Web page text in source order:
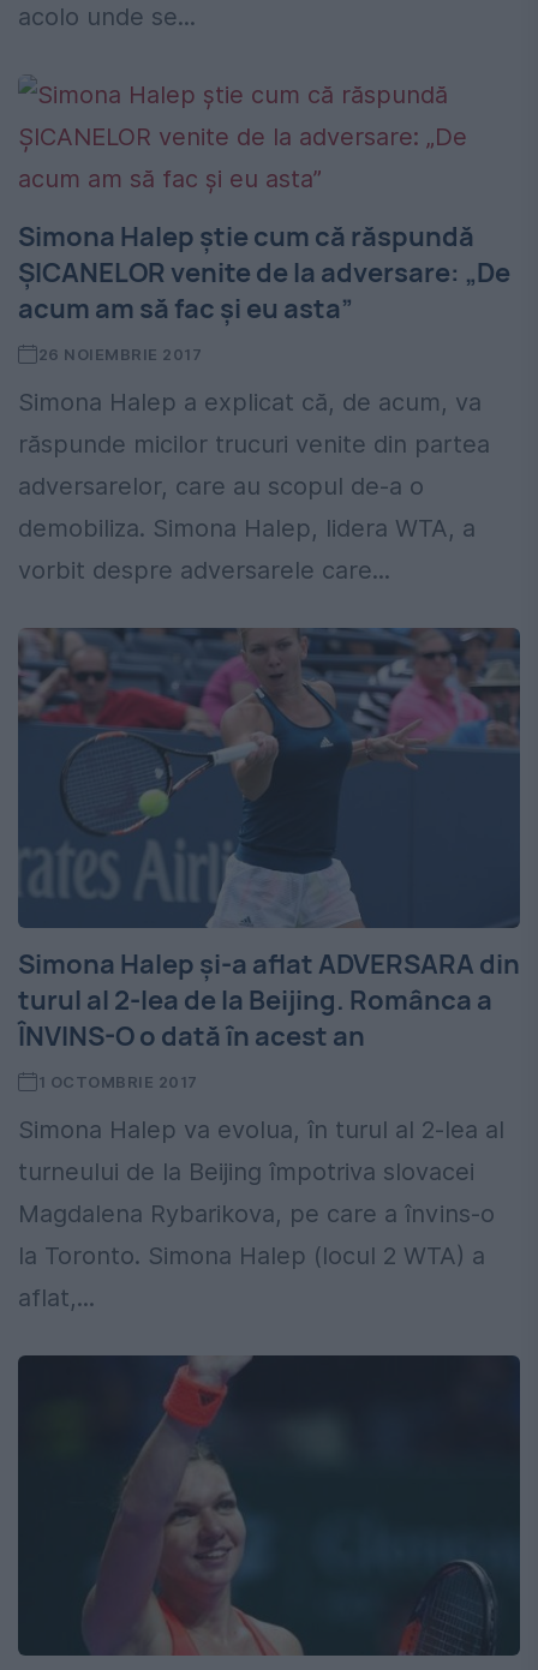
acolo unde se...
Simona Halep știe cum că răspundă
ȘICANELOR venite de la adversare: „De
acum am să fac și eu asta”
26 NOIEMBRIE 2017
Simona Halep a explicat că, de acum, va
răspunde micilor trucuri venite din partea
adversarelor, care au scopul de-a o
demobiliza. Simona Halep, lidera WTA, a
vorbit despre adversarele care...
Simona Halep și-a aflat ADVERSARA din
turul al 2-lea de la Beijing. Românca a
ÎNVINS-O o dată în acest an
1 OCTOMBRIE 2017
Simona Halep va evolua, în turul al 2-lea al
turneului de la Beijing împotriva slovacei
Magdalena Rybarikova, pe care a învins-o
la Toronto. Simona Halep (locul 2 WTA) a
aflat,...